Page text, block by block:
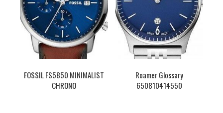
FOSSIL FS5850 MINIMALIST
CHRONO
Roamer Glossary
650810414550